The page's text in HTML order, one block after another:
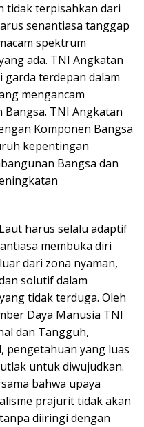
tidak terpisahkan dari
senantiasa tanggap
spektrum
ada. TNI Angkatan
garda terdepan dalam
mengancam
TNI Angkatan
Komponen Bangsa
kepentingan
Bangsa dan
harus selalu adaptif
membuka diri
dari zona nyaman,
solutif dalam
tidak terduga. Oleh
Daya Manusia TNI
dan Tangguh,
pengetahuan yang luas
untuk diwujudkan.
bahwa upaya
prajurit tidak akan
diiringi dengan